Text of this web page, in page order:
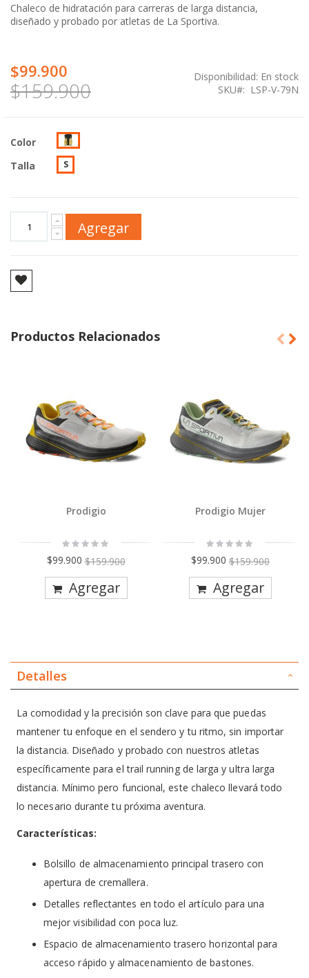
Chaleco de hidratación para carreras de larga distancia,
diseñado y probado por atletas de La Sportiva.
$99.900
$159.900
Disponibilidad: En stock
SKU
LSP-V-79N
Color
Talla
S
Agregar
Productos Relacionados
Prodigio
Rating:
0%
$99.900 $159.900
Agregar
Prodigio Mujer
Rating:
0%
$99.900 $159.900
Agregar
Detalles
La comodidad y la precisión son clave para que puedas
mantener tu enfoque en el sendero y tu ritmo, sin importar
la distancia. Diseñado y probado con nuestros atletas
específicamente para el trail running de larga y ultra larga
distancia. Mínimo pero funcional, este chaleco llevará todo
lo necesario durante tu próxima aventura.
Características:
Bolsillo de almacenamiento principal trasero con
apertura de cremallera.
Detalles reflectantes en todo el artículo para una
mejor visibilidad con poca luz.
Espacio de almacenamiento trasero horizontal para
acceso rápido y almacenamiento de bastones.